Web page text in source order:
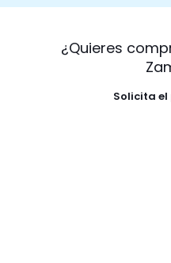
¿Quieres
Solicita